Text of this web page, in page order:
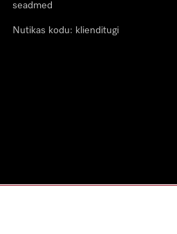
seadmed
Nutikas kodu: klienditugi